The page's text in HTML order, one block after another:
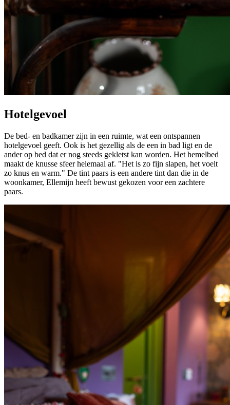
Hotelgevoel
De bed- en badkamer zijn in een ruimte, wat een ontspannen
hotelgevoel geeft. Ook is het gezellig als de een in bad ligt en de
ander op bed dat er nog steeds gekletst kan worden. Het hemelbed
maakt de knusse sfeer helemaal af. "Het is zo fijn slapen, het voelt
zo knus en warm." De tint paars is een andere tint dan die in de
woonkamer, Ellemijn heeft bewust gekozen voor een zachtere
paars.